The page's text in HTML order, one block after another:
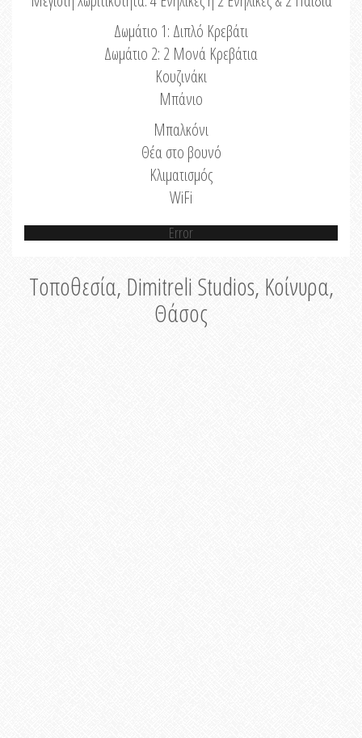
Δωμάτιο 1: Διπλό Κρεβάτι
Δωμάτιο 2: 2 Μονά Κρεβάτια
Κουζινάκι
Μπάνιο
Μπαλκόνι
Θέα στο βουνό
Κλιματισμός
WiFi
Error
Τοποθεσία, Dimitreli Studios, Κοίνυρα,
Θάσος